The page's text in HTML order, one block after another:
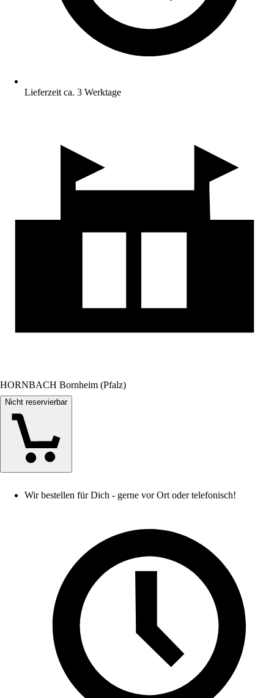
Lieferzeit ca. 3 Werktage
HORNBACH Bornheim (Pfalz)
Nicht reservierbar
Wir bestellen für Dich - gerne vor Ort oder telefonisch!